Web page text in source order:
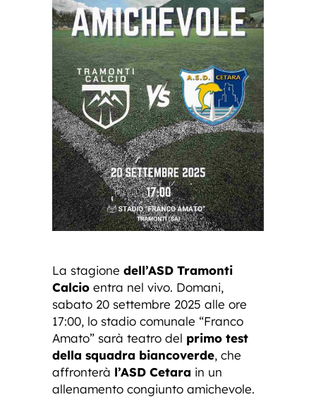
La stagione dell’ASD Tramonti
Calcio entra nel vivo. Domani,
sabato 20 settembre 2025 alle ore
17:00, lo stadio comunale “Franco
Amato” sarà teatro del primo test
della squadra biancoverde, che
affronterà l’ASD Cetara in un
allenamento congiunto amichevole.